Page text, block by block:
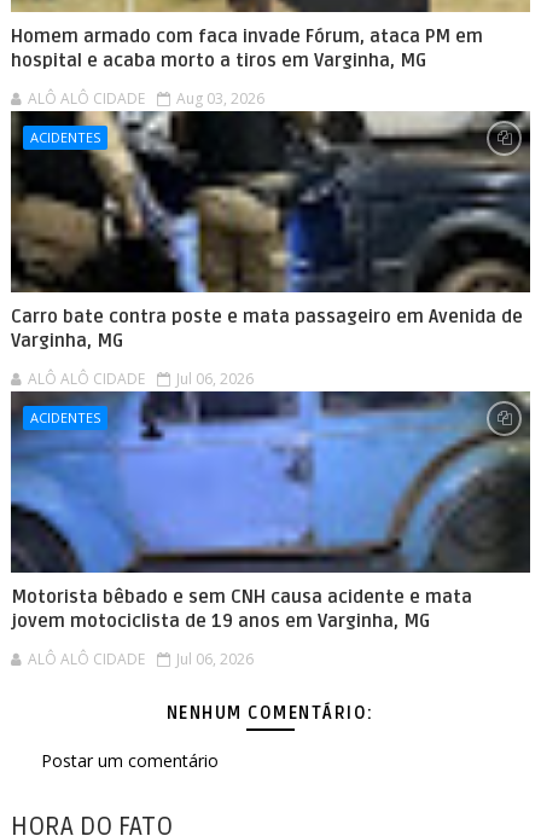
Homem armado com faca invade Fórum, ataca PM em
hospital e acaba morto a tiros em Varginha, MG
ALÔ ALÔ CIDADE Aug 03, 2026
ACIDENTES
Carro bate contra poste e mata passageiro em Avenida de
Varginha, MG
ALÔ ALÔ CIDADE Jul 06, 2026
ACIDENTES
Motorista bêbado e sem CNH causa acidente e mata
jovem motociclista de 19 anos em Varginha, MG
ALÔ ALÔ CIDADE Jul 06, 2026
NENHUM COMENTÁRIO:
Postar um comentário
HORA DO FATO